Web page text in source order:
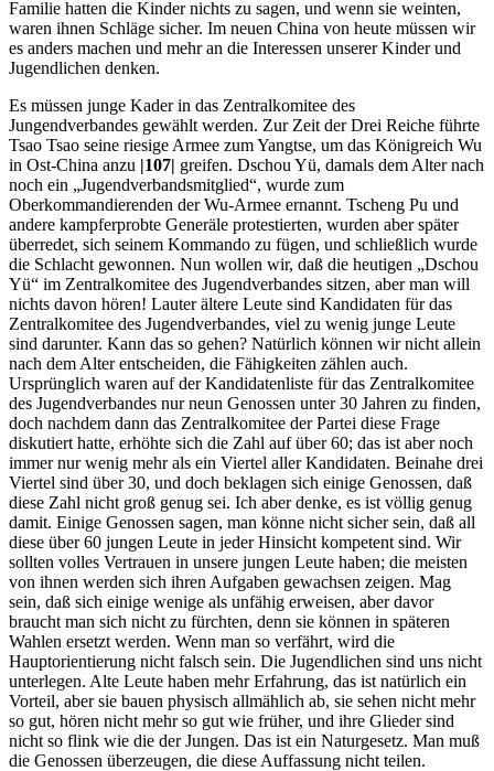
Familie hatten die Kinder nichts zu sagen, und wenn sie weinten,
waren ihnen Schläge sicher. Im neuen China von heute müssen wir
es anders machen und mehr an die Interessen unserer Kinder und
Jugendlichen denken.
Es müssen junge Kader in das Zentralkomitee des
Jungendverbandes gewählt werden. Zur Zeit der Drei Reiche führte
Tsao Tsao seine riesige Armee zum Yangtse, um das Königreich Wu
in Ost-China anzu |107| greifen. Dschou Yü, damals dem Alter nach
noch ein „Jugendverbandsmitglied“, wurde zum
Oberkommandierenden der Wu-Armee ernannt. Tscheng Pu und
andere kampferprobte Generäle protestierten, wurden aber später
überredet, sich seinem Kommando zu fügen, und schließlich wurde
die Schlacht gewonnen. Nun wollen wir, daß die heutigen „Dschou
Yü“ im Zentralkomitee des Jugendverbandes sitzen, aber man will
nichts davon hören! Lauter ältere Leute sind Kandidaten für das
Zentralkomitee des Jugendverbandes, viel zu wenig junge Leute
sind darunter. Kann das so gehen? Natürlich können wir nicht allein
nach dem Alter entscheiden, die Fähigkeiten zählen auch.
Ursprünglich waren auf der Kandidatenliste für das Zentralkomitee
des Jugendverbandes nur neun Genossen unter 30 Jahren zu finden,
doch nachdem dann das Zentralkomitee der Partei diese Frage
diskutiert hatte, erhöhte sich die Zahl auf über 60; das ist aber noch
immer nur wenig mehr als ein Viertel aller Kandidaten. Beinahe drei
Viertel sind über 30, und doch beklagen sich einige Genossen, daß
diese Zahl nicht groß genug sei. Ich aber denke, es ist völlig genug
damit. Einige Genossen sagen, man könne nicht sicher sein, daß all
diese über 60 jungen Leute in jeder Hinsicht kompetent sind. Wir
sollten volles Vertrauen in unsere jungen Leute haben; die meisten
von ihnen werden sich ihren Aufgaben ge­wachsen zeigen. Mag
sein, daß sich einige wenige als unfähig erweisen, aber davor
braucht man sich nicht zu fürchten, denn sie können in späteren
Wahlen ersetzt werden. Wenn man so verfährt, wird die
Hauptorientierung nicht falsch sein. Die Jugendlichen sind uns nicht
unterlegen. Alte Leute haben mehr Erfahrung, das ist natürlich ein
Vorteil, aber sie bauen physisch allmählich ab, sie sehen nicht mehr
so gut, hören nicht mehr so gut wie früher, und ihre Glieder sind
nicht so flink wie die der Jungen. Das ist ein Naturgesetz. Man muß
die Genossen überzeugen, die diese Auffassung nicht teilen.